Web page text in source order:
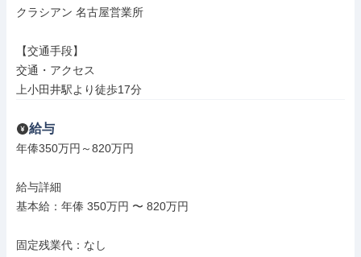
クラシアン 名古屋営業所
【交通手段】
交通・アクセス
上小田井駅より徒歩17分
給与
年俸350万円～820万円
給与詳細
基本給：年俸 350万円 〜 820万円
固定残業代：なし